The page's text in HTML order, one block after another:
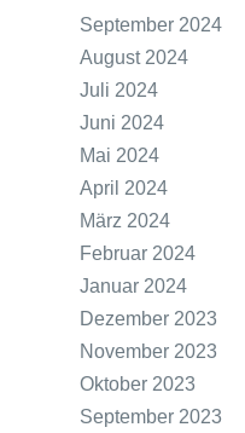
September 2024
August 2024
Juli 2024
Juni 2024
Mai 2024
April 2024
März 2024
Februar 2024
Januar 2024
Dezember 2023
November 2023
Oktober 2023
September 2023